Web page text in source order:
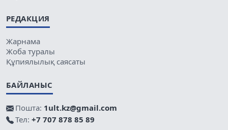
РЕДАКЦИЯ
Жарнама
Жоба туралы
Құпиялылық саясаты
БАЙЛАНЫС
Пошта: 1ult.kz@gmail.com
Тел: +7 707 878 85 89